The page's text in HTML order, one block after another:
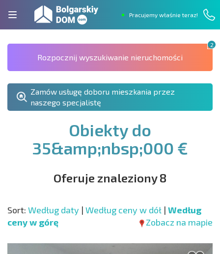
Pracujemy właśnie teraz!
2
Rozpocznij wyszukiwanie nieruchomości
Zamów usługę doboru mieszkania przez
naszego specjalistę
Obiekty do
35&amp;nbsp;000 €
Oferuje znaleziony 8
Sort: Według daty | Według ceny w dół | Według
ceny w górę
Zobacz na mapie